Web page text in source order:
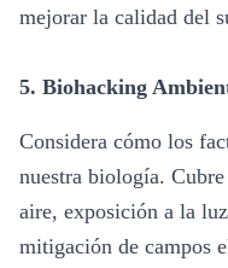
mejorar la calidad del
5. Biohacking
Considera cómo los
nuestra biología.
aire, exposición a la
mitigación de campos